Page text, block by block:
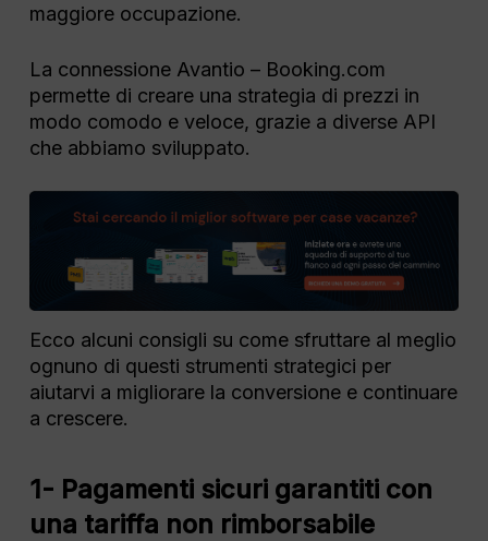
maggiore occupazione.
La connessione Avantio – Booking.com
permette di creare una strategia di prezzi in
modo comodo e veloce, grazie a diverse API
che abbiamo sviluppato.
Ecco alcuni consigli su come sfruttare al meglio
ognuno di questi strumenti strategici per
aiutarvi a migliorare la conversione e continuare
a crescere.
1- Pagamenti sicuri garantiti con
una tariffa non rimborsabile